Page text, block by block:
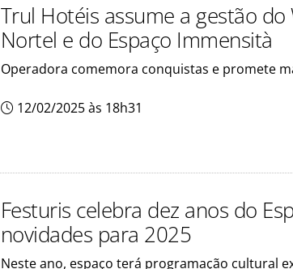
Trul Hotéis assume a gestão
Nortel e do Espaço Immensità
Operadora comemora conquistas e promete
12/02/2025 às 18h31
Festuris celebra dez anos do
novidades para 2025
Neste ano, espaço terá programação cultural